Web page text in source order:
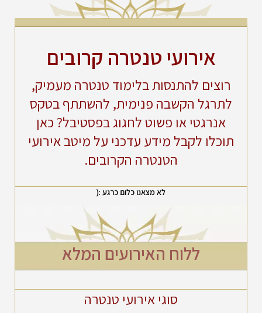
אירועי טנטרה קרובים
רוצים להתנסות בלימוד טנטרה מעמיק,
לתרגל הקשבה פנימית, להשתתף בטקס
אנרגטי או פשוט לחגוג בפסטיבל? כאן
תוכלו לקבל מידע עדכני על מיטב אירועי
הטנטרה הקרובים.
לא מצאנו כלום כרגע :(
ללוח האירועים המלא
סוגי אירועי טנטרה